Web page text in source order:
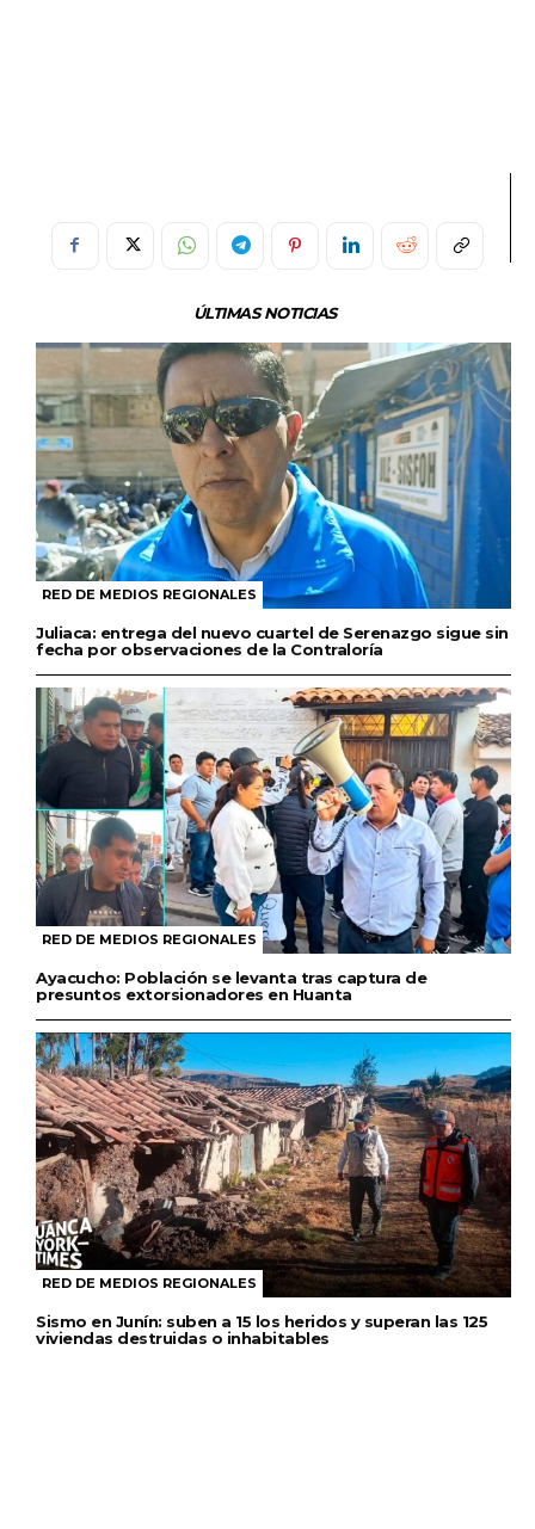
ÚLTIMAS NOTICIAS
RED DE MEDIOS REGIONALES
Juliaca: entrega del nuevo cuartel de Serenazgo sigue sin
fecha por observaciones de la Contraloría
RED DE MEDIOS REGIONALES
Ayacucho: Población se levanta tras captura de
presuntos extorsionadores en Huanta
RED DE MEDIOS REGIONALES
Sismo en Junín: suben a 15 los heridos y superan las 125
viviendas destruidas o inhabitables